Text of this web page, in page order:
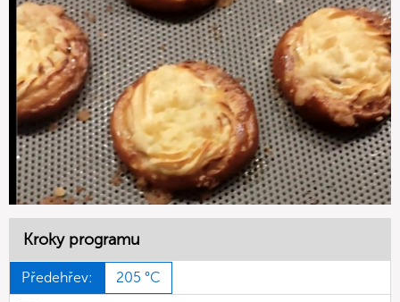
Kroky programu
Předehřev: 205 °C